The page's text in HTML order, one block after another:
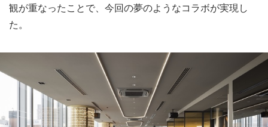
観が重なったことで、今回の夢のようなコラボが実現し
た。